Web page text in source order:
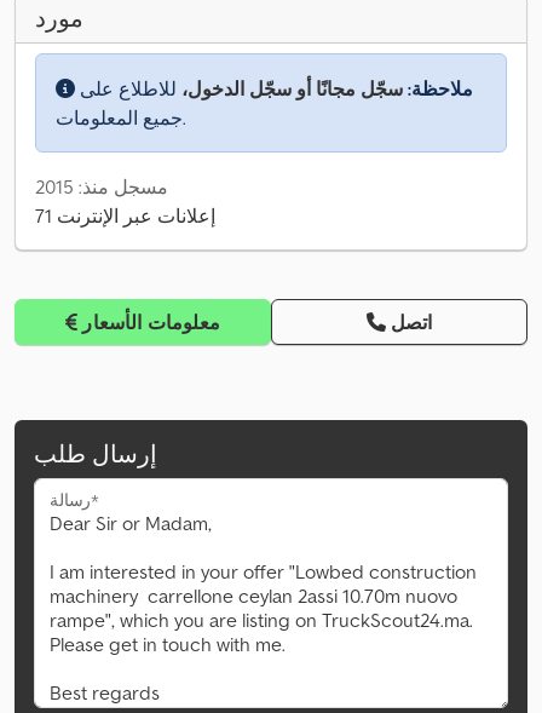
مورد
ملاحظة: سجّل مجانًا أو سجّل الدخول، للاطلاع على
جميع المعلومات.
مسجل منذ: 2015
71 إعلانات عبر الإنترنت
معلومات الأسعار اتصل
إرسال طلب
رسالة*